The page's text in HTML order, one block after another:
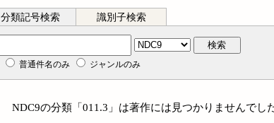
分類記号検索 識別子検索
検索
普通件名のみ ジャンルのみ
NDC9の分類「011.3」は著作には見つかりませんでし